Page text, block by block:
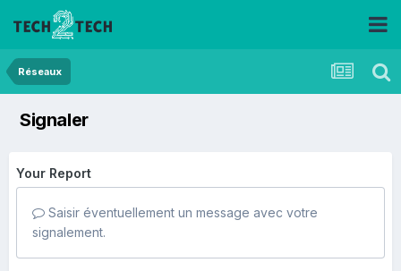
Réseaux
Signaler
Your Report
Saisir éventuellement un message avec votre
signalement.